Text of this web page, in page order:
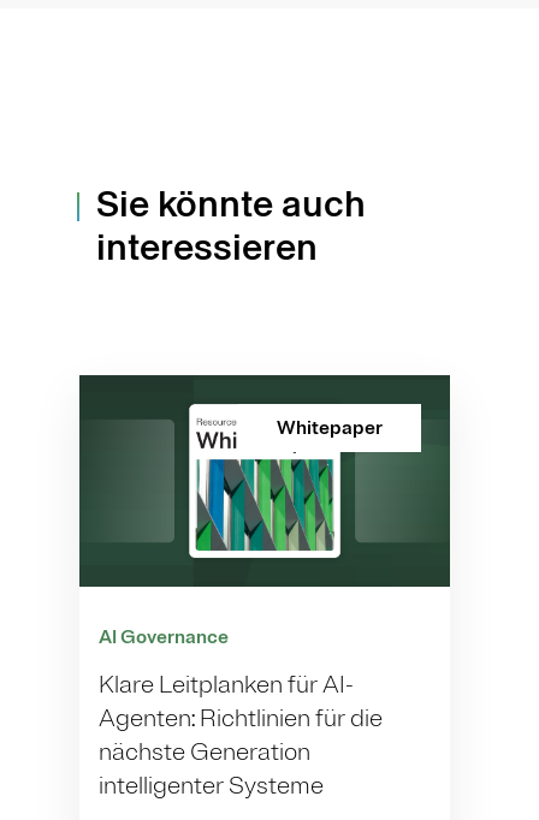
Sie könnte auch
interessieren
Whitepaper
AI Governance
Klare Leitplanken für AI-
Agenten: Richtlinien für die
nächste Generation
intelligenter Systeme